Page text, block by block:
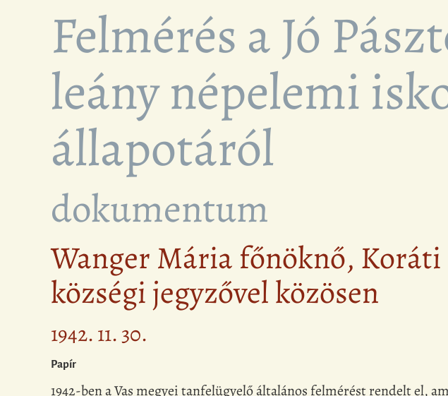
Felmérés a Jó
leány népelemi
állapotáról
dokumentum
Wanger Mária főnöknő, Koráti
községi jegyzővel közösen
1942. 11. 30.
Papír
1942-ben a Vas megyei tanfelügyelő általános felmérést rendelt el,